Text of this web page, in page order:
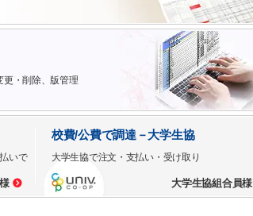
更・削除、版管理
いで
校費/公費で調達－大学生協
大学生協で注文・支払い・受け取り
大学生協組合員様